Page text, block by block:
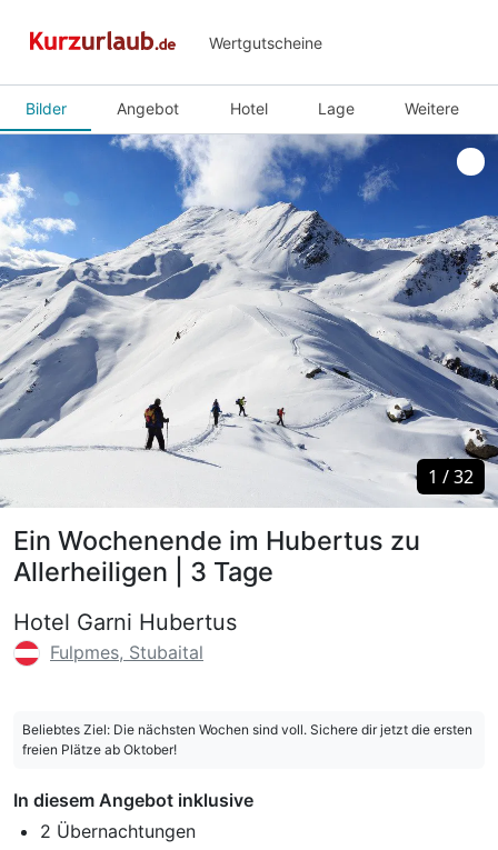
Wertgutscheine
Bilder Angebot Hotel Lage Weitere
Ein Wochenende im Hubertus zu
Allerheiligen | 3 Tage
Hotel Garni Hubertus
Fulpmes, Stubaital
1 /32
1 /32
Beliebtes Ziel: Die nächsten Wochen sind voll. Sichere dir jetzt die ersten
freien Plätze ab Oktober!
In diesem Angebot inklusive
2 Übernachtungen